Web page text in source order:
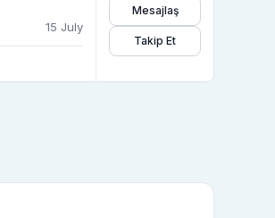
15 July
Mesajlaş
Takip Et